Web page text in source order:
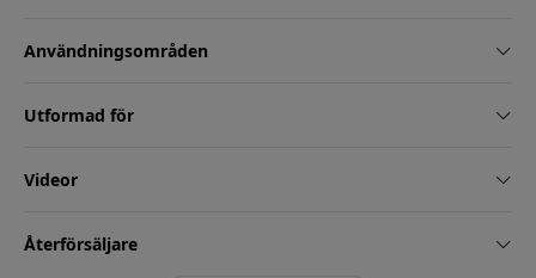
Användningsområden
Utformad för
Videor
Återförsäljare